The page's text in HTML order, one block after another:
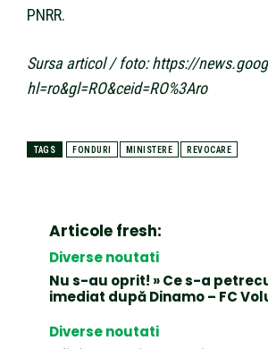
PNRR.
Sursa articol / foto: https://
hl=ro&gl=RO&ceid=RO%3Aro
TAGS FONDURI MINISTERE REVOCARE
Articole fresh:
Diverse noutati
Nu s-au oprit! » Ce s-a
imediat după Dinamo – FC
Diverse noutati